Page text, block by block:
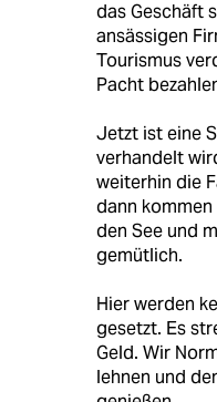
das Geschäft
ansässigen
Tourismus
Pacht
Jetzt ist eine
verhandelt
weiterhin die
dann
den See und
gemütlich.
Hier werden
gesetzt. Es
Geld. Wir
lehnen und